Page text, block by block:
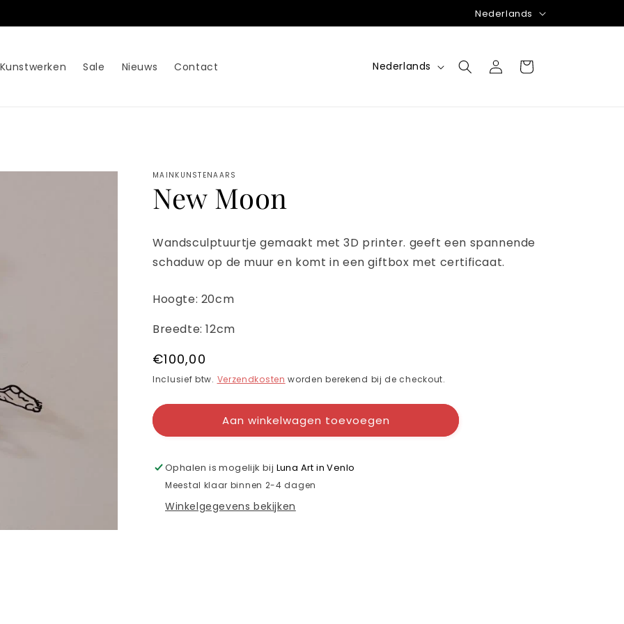
T
a
l
Nederlands
Kunstwerken Sale Nieuws Contact
TNederlands Inloggen
Winkelwagen
MAINKUNSTENAARS
New Moon
Wandsculptuurtje gemaakt met 3D printer. geeft een spannende
schaduw op de muur en komt in een giftbox met certificaat.
Hoogte: 20cm
Breedte: 12cm
Normale
prijs
€100,00
Inclusief btw. Verzendkosten worden berekend bij de checkout.
Aan winkelwagen toevoegen
Ophalen is mogelijk bij Luna Art in Venlo
Meestal klaar binnen 2-4 dagen
Winkelgegevens bekijken